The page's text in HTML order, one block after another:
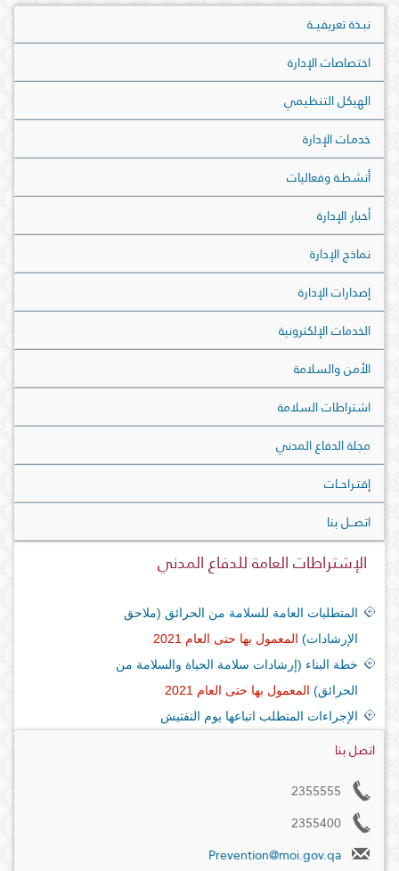
نبـذة تعريفيــة
اختصاصات الإدارة
الهيكل التنظيمي
خدمـات الإدارة
أنشطـة وفعاليات
أخبار الإدارة
نماذج الإدارة
إصدارات الإدارة
الخدمات الإلكترونية
الأمن والسلامة
اشتراطات السلامة
مجلة الدفاع المدني
إقتـراحــات
اتصــل بنا
الإشتراطات العامة للدفاع المدني
المتطلبات العامة للسلامة من الحرائق (ملاحق
الإرشادات) المعمول بها حتى العام 2021
خطة البناء (إرشادات سلامة الحياة والسلامة من
الحرائق) المعمول بها حتى العام 2021
الإجراءات المتطلب اتباعها يوم التفتيش
اتصل بنا
2355555
2355400
Prevention@moi.gov.qa